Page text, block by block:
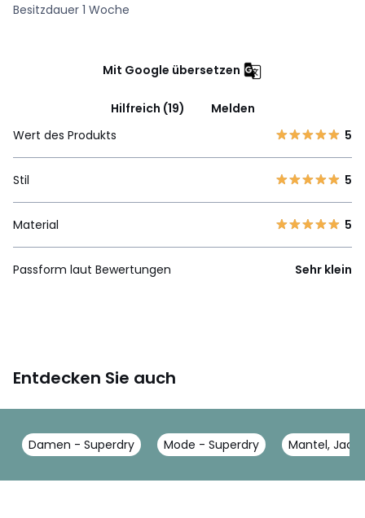
Besitzdauer 1 Woche
Mit Google übersetzen
Hilfreich (19)
Melden
Wert des Produkts
5
Stil 5
Material 5
Passform laut Bewertungen Sehr klein
Entdecken Sie auch
Damen - Superdry Mode - Superdry Mantel,